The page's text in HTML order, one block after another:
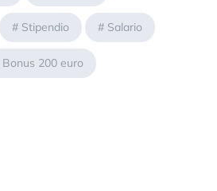
# Stipendio # Salario
Bonus 200 euro